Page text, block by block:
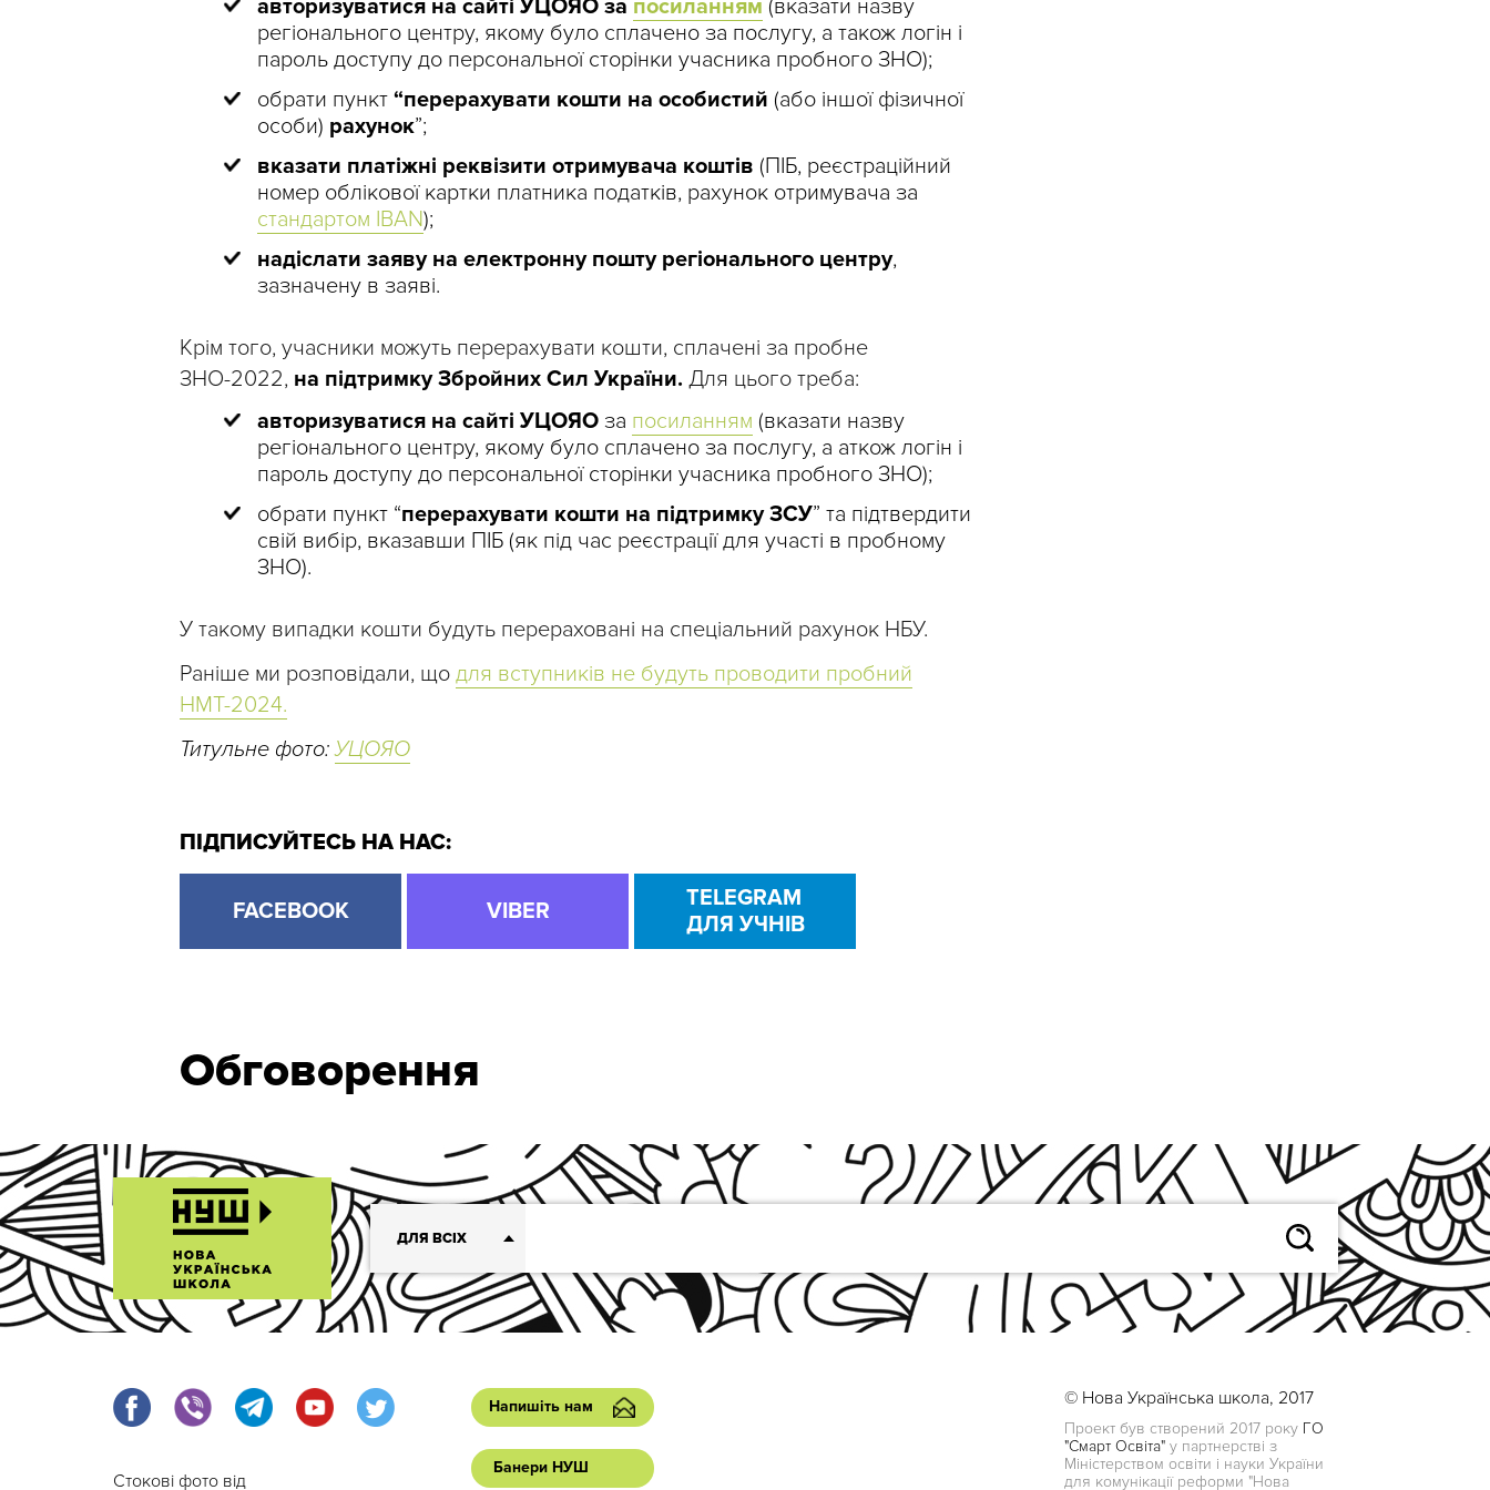
авторизуватися на сайті УЦОЯО за посиланням (вказати назву
регіонального центру, якому було сплачено за послугу, а також логін і
пароль доступу до персональної сторінки учасника пробного ЗНО);
обрати пункт “перерахувати кошти на особистий (або іншої фізичної
особи) рахунок”;
вказати платіжні реквізити отримувача коштів (ПІБ, реєстраційний
номер облікової картки платника податків, рахунок отримувача за
стандартом IBAN);
надіслати заяву на електронну пошту регіонального центру,
зазначену в заяві.
Крім того, учасники можуть перерахувати кошти, сплачені за пробне
ЗНО-2022, на підтримку Збройних Сил України. Для цього треба:
авторизуватися на сайті УЦОЯО за посиланням (вказати назву
регіонального центру, якому було сплачено за послугу, а аткож логін і
пароль доступу до персональної сторінки учасника пробного ЗНО);
обрати пункт “перерахувати кошти на підтримку ЗСУ” та підтвердити
свій вибір, вказавши ПІБ (як під час реєстрації для участі в пробному
ЗНО).
У такому випадки кошти будуть перераховані на спеціальний рахунок НБУ.
Раніше ми розповідали, що для вступників не будуть проводити пробний
НМТ-2024.
Титульне фото:УЦОЯО
ПІДПИСУЙТЕСЬ НА НАС:
FACEBOOK VIBER
TELEGRAM
ДЛЯ УЧНІВ
Обговорення
ДЛЯ ВСІХ
Стокові фото від
Напишіть нам
Банери НУШ
© Нова Українська школа, 2017
Проект був створений 2017 року ГО
"Смарт Освіта" у партнерстві з
Міністерством освіти і науки України
для комунікації реформи "Нова